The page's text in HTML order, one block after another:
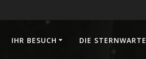
IHR BESUCH DIE STERNWARTE